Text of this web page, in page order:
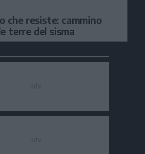
che resiste: cammino
terre del sisma